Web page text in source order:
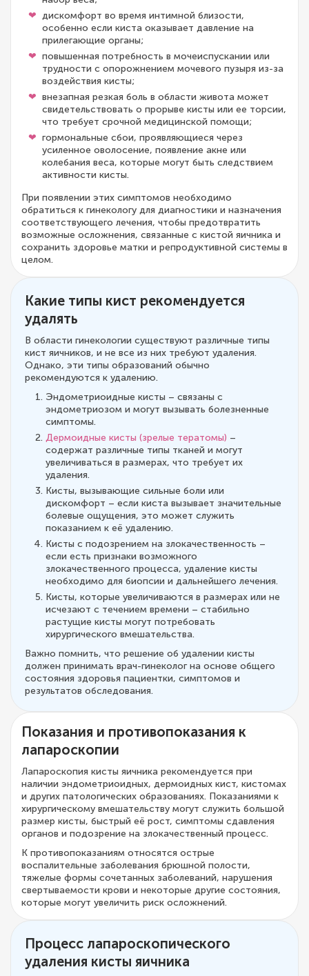
дискомфорт во время интимной близости,
особенно если киста оказывает давление на
прилегающие органы;
повышенная потребность в мочеиспускании или
трудности с опорожнением мочевого пузыря из-за
воздействия кисты;
внезапная резкая боль в области живота может
свидетельствовать о прорыве кисты или ее торсии,
что требует срочной медицинской помощи;
гормональные сбои, проявляющиеся через
усиленное оволосение, появление акне или
колебания веса, которые могут быть следствием
активности кисты.
При появлении этих симптомов необходимо
обратиться к гинекологу для диагностики и назначения
соответствующего лечения, чтобы предотвратить
возможные осложнения, связанные с кистой яичника и
сохранить здоровье матки и репродуктивной системы в
целом.
Какие типы кист рекомендуется
удалять
В области гинекологии существуют различные типы
кист яичников, и не все из них требуют удаления.
Однако, эти типы образований обычно
рекомендуются к удалению.
Эндометриоидные кисты – связаны с
эндометриозом и могут вызывать болезненные
симптомы.
Дермоидные кисты (зрелые тератомы) –
содержат различные типы тканей и могут
увеличиваться в размерах, что требует их
удаления.
Кисты, вызывающие сильные боли или
дискомфорт – если киста вызывает значительные
болевые ощущения, это может служить
показанием к её удалению.
Кисты с подозрением на злокачественность –
если есть признаки возможного
злокачественного процесса, удаление кисты
необходимо для биопсии и дальнейшего лечения.
Кисты, которые увеличиваются в размерах или не
исчезают с течением времени – стабильно
растущие кисты могут потребовать
хирургического вмешательства.
Важно помнить, что решение об удалении кисты
должен принимать врач-гинеколог на основе общего
состояния здоровья пациентки, симптомов и
результатов обследования.
Показания и противопоказания к
лапароскопии
Лапароскопия кисты яичника рекомендуется при
наличии эндометриоидных, дермоидных кист, кистомах
и других патологических образованиях. Показаниями к
хирургическому вмешательству могут служить большой
размер кисты, быстрый её рост, симптомы сдавления
органов и подозрение на злокачественный процесс.
К противопоказаниям относятся острые
воспалительные заболевания брюшной полости,
тяжелые формы сочетанных заболеваний, нарушения
свертываемости крови и некоторые другие состояния,
которые могут увеличить риск осложнений.
Процесс лапароскопического
удаления кисты яичника